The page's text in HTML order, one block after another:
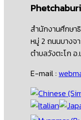
สำนักงานศึกษา
หมู่ 2 ถนนบางจ
ตำบลวังตะโก อ
E-mail :